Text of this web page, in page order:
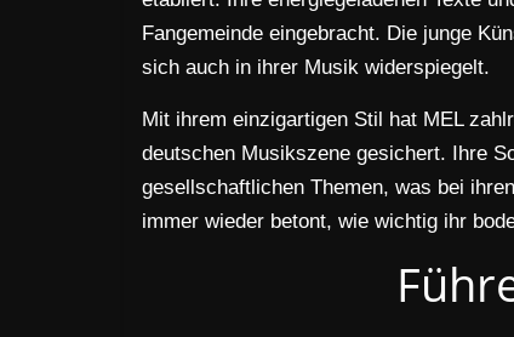
Fangemeinde eingebracht. Die junge
sich auch in ihrer Musik widerspiegelt.
Mit ihrem einzigartigen Stil hat MEL
deutschen Musikszene gesichert. Ihre
gesellschaftlichen Themen, was bei
immer wieder betont, wie wichtig ihr